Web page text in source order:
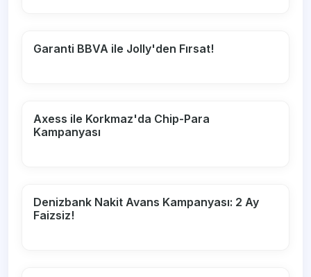
Garanti BBVA ile Jolly'den Fırsat!
Axess ile Korkmaz'da Chip-Para
Kampanyası
Denizbank Nakit Avans Kampanyası: 2 Ay
Faizsiz!